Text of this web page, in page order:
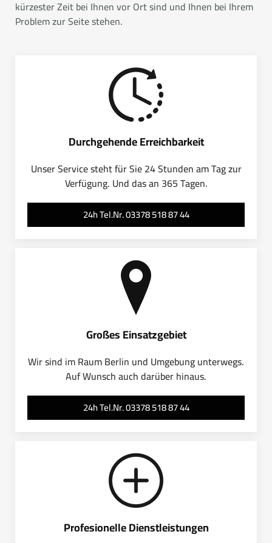
kürzester Zeit bei Ihnen vor Ort sind und Ihnen bei Ihrem
Problem zur Seite stehen.
Durchgehende Erreichbarkeit
Unser Service steht für Sie 24 Stunden am Tag zur
Verfügung. Und das an 365 Tagen.
24h Tel.Nr. 03378 518 87 44
Großes Einsatzgebiet
Wir sind im Raum Berlin und Umgebung unterwegs.
Auf Wunsch auch darüber hinaus.
24h Tel.Nr. 03378 518 87 44
Profesionelle Dienstleistungen